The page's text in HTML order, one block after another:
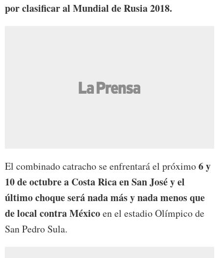
por clasificar al Mundial de Rusia 2018.
El combinado catracho se enfrentará el próximo6 y
10 de octubre a Costa Rica en San José y el
último choque será nada más y nada menos que
de local contra Méxicoen el estadio Olímpico de
San Pedro Sula.